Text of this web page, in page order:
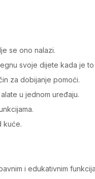
se ono nalazi.
svoje dijete kada je
za dobijanje pomoći.
u jednom uređaju.
kuće.
i edukativnim